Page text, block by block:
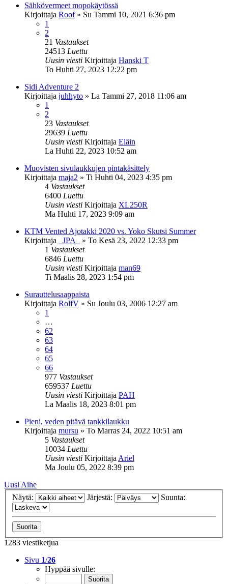
Sähkövermeet mopokäytössä
Kirjoittaja Roof» Su Tammi 10, 2021 6:36 pm
1
2
21 Vastaukset
24513 Luettu
Uusin viesti Kirjoittaja Hanski T
To Huhti 27, 2023 12:22 pm
Sidi Adventure 2
Kirjoittaja juhhyto » La Tammi 27, 2018 11:06 am
1
2
23 Vastaukset
29639 Luettu
Uusin viesti Kirjoittaja Eläin
La Huhti 22, 2023 10:52 am
Muovisten sivulaukkujen pintakäsittely
Kirjoittaja maja2 » Ti Huhti 04, 2023 4:35 pm
4 Vastaukset
6400 Luettu
Uusin viesti Kirjoittaja XL250R
Ma Huhti 17, 2023 9:09 am
KTM Vented Ajotakki 2020 vs. Yoko Skutsi Summer
Kirjoittaja
_JPA_ » To Kesä 23, 2022 12:33 pm
1 Vastaukset
6846 Luettu
Uusin viesti Kirjoittaja man69
Ti Maalis 28, 2023 1:54 pm
Surauttelusaappaista
Kirjoittaja RolfV » Su Joulu 03, 2006 12:27 am
1
…
62
63
64
65
66
977 Vastaukset
659537 Luettu
Uusin viesti Kirjoittaja PAH
La Maalis 18, 2023 8:01 pm
Pieni, veden pitävä tankkilaukku
Kirjoittaja mursu » To Marras 24, 2022 10:51 am
5 Vastaukset
10034 Luettu
Uusin viesti Kirjoittaja Ariel
Ma Joulu 05, 2022 8:39 pm
Uusi Aihe
Näytä:
Järjestä: Suunta:
1283 viestiketjua
Sivu 1/26
Hyppää sivulle: